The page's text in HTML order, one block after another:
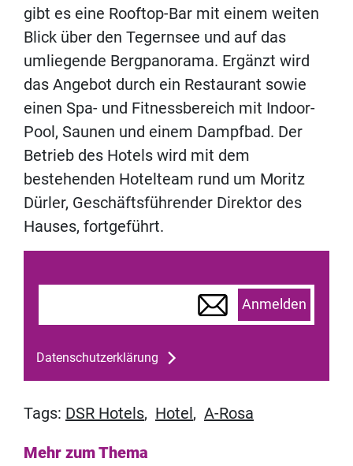
gibt es eine Rooftop-Bar mit einem weiten
Blick über den Tegernsee und auf das
umliegende Bergpanorama. Ergänzt wird
das Angebot durch ein Restaurant sowie
einen Spa- und Fitnessbereich mit Indoor-
Pool, Saunen und einem Dampfbad. Der
Betrieb des Hotels wird mit dem
bestehenden Hotelteam rund um Moritz
Dürler, Geschäftsführender Direktor des
Hauses, fortgeführt.
Anmelden
Datenschutzerklärung
Tags: DSR Hotels, Hotel, A-Rosa
Mehr zum Thema